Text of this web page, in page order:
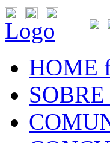
Logo
HOME